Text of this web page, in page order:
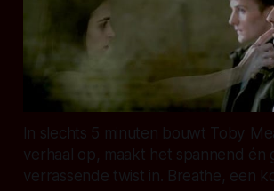
In slechts 5 minuten bouwt Toby
verhaal op, maakt het spannend én
verrassende twist in. Breathe, een